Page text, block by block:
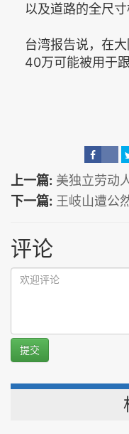
以及道路的全尺寸
台湾报告说，在
40万可能被用于
上一篇: 美独立劳动
下一篇: 王岐山遭公
评论
提交